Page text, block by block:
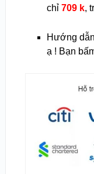
chỉ 709 k,
Hướng
ạ ! Bạn